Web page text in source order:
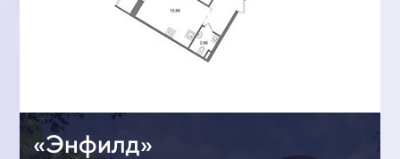
«Энфилд»